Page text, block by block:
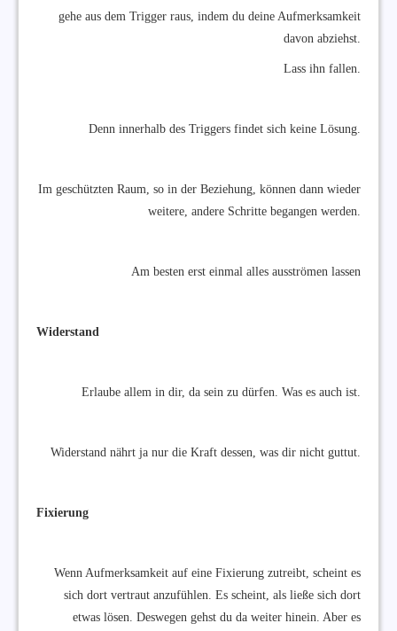
gehe aus dem Trigger raus, indem du deine Aufmerksamkeit
davon abziehst.
Lass ihn fallen.
Denn innerhalb des Triggers findet sich keine Lösung.
Im geschützten Raum, so in der Beziehung, können dann wieder
weitere, andere Schritte begangen werden.
Am besten erst einmal alles ausströmen lassen
Widerstand
Erlaube allem in dir, da sein zu dürfen. Was es auch ist.
Widerstand nährt ja nur die Kraft dessen, was dir nicht guttut.
Fixierung
Wenn Aufmerksamkeit auf eine Fixierung zutreibt, scheint es
sich dort vertraut anzufühlen. Es scheint, als ließe sich dort
etwas lösen. Deswegen gehst du da weiter hinein. Aber es